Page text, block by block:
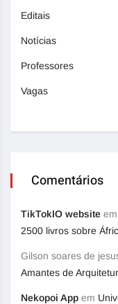
Editais
Notícias
Professores
Vagas
Comentários
TikTokIO website em
2500 livros sobre
Gilson soares de
Amantes de
Nekopoi App em